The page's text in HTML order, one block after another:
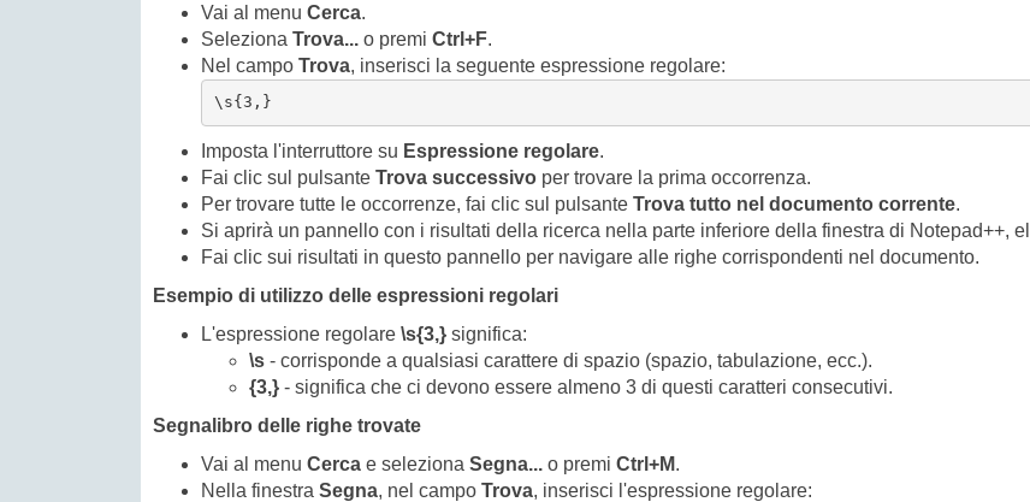
Vai al menu Cerca.
Seleziona Trova... o premi Ctrl+F.
Nel campo Trova, inserisci la seguente espressione regolare:
\s{3,}
Imposta l'interruttore su Espressione regolare.
Fai clic sul pulsante Trova successivo per trovare la prima occorrenza.
Per trovare tutte le occorrenze, fai clic sul pulsante Trova tutto nel documento corrente.
Si aprirà un pannello con i risultati della ricerca nella parte inferiore della finestra di Notepad++,
Fai clic sui risultati in questo pannello per navigare alle righe corrispondenti nel documento.
Esempio di utilizzo delle espressioni regolari
L'espressione regolare \s{3,} significa:
\s - corrisponde a qualsiasi carattere di spazio (spazio, tabulazione, ecc.).
{3,} - significa che ci devono essere almeno 3 di questi caratteri consecutivi.
Segnalibro delle righe trovate
Vai al menu Cerca e seleziona Segna... o premi Ctrl+M.
Nella finestra Segna, nel campo Trova, inserisci l'espressione regolare: